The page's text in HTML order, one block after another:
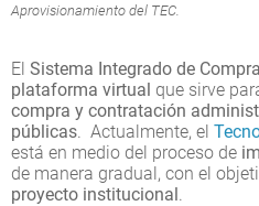
Aprovisionamiento del TEC.
El Sistema Integrado de
plataforma virtual que sirve
compra y contratación
públicas. Actualmente, el
está en medio del proceso de
de manera gradual, con el
proyecto institucional.